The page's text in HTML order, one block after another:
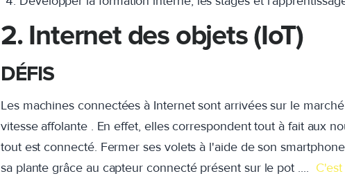
2. Internet des objets (IoT)
DÉFIS
Les machines connectées à Internet sont arrivées sur le
vitesse affolante . En effet, elles correspondent tout à fait aux
tout est connecté. Fermer ses volets à l'aide de son
sa plante grâce au capteur connecté présent sur le pot ....